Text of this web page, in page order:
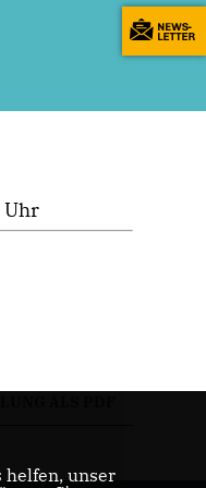
Uhr
helfen, unser